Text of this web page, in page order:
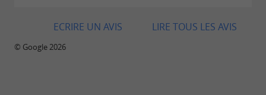
LIRE TOUS LES AVIS
ECRIRE UN AVIS
© Google 2026